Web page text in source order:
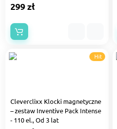
299 zł
Hit
Cleverclixx Klocki magnetyczne
– zestaw Inventive Pack Intense
- 110 el., Od 3 lat